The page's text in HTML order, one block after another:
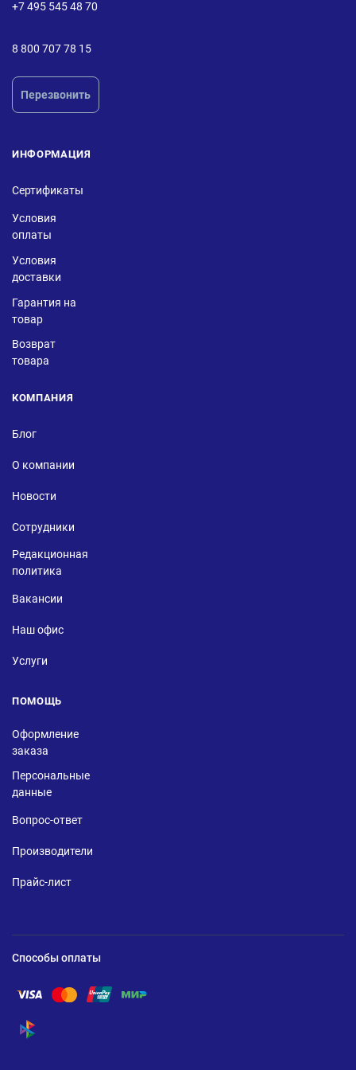
+7 495 545 48 70
8 800 707 78 15
Перезвонить
ИНФОРМАЦИЯ
Сертификаты
Условия
оплаты
Условия
доставки
Гарантия на
товар
Возврат
товара
КОМПАНИЯ
Блог
О компании
Новости
Сотрудники
Редакционная
политика
Вакансии
Наш офис
Услуги
ПОМОЩЬ
Оформление
заказа
Персональные
данные
Вопрос-ответ
Производители
Прайс-лист
Способы оплаты
Помощь по оплате Visa
Помощь по оплате Mastercard
Помощь по оплате UnionPay
Помощь по оплате Мир
Помощь по оплате СБП